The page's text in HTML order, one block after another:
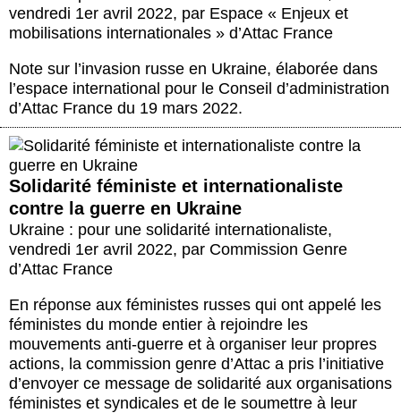
vendredi 1er avril 2022, par Espace « Enjeux et
mobilisations internationales » d’Attac France
Note sur l’invasion russe en Ukraine, élaborée dans
l’espace international pour le Conseil d’administration
d’Attac France du 19 mars 2022.
Solidarité féministe et internationaliste
contre la guerre en Ukraine
Ukraine : pour une solidarité internationaliste,
vendredi 1er avril 2022, par Commission Genre
d’Attac France
En réponse aux féministes russes qui ont appelé les
féministes du monde entier à rejoindre les
mouvements anti-guerre et à organiser leur propres
actions, la commission genre d’Attac a pris l’initiative
d’envoyer ce message de solidarité aux organisations
féministes et syndicales et de le soumettre à leur